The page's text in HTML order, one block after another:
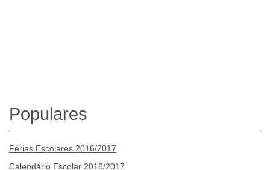
Populares
Férias Escolares 2016/2017
Calendário Escolar 2016/2017